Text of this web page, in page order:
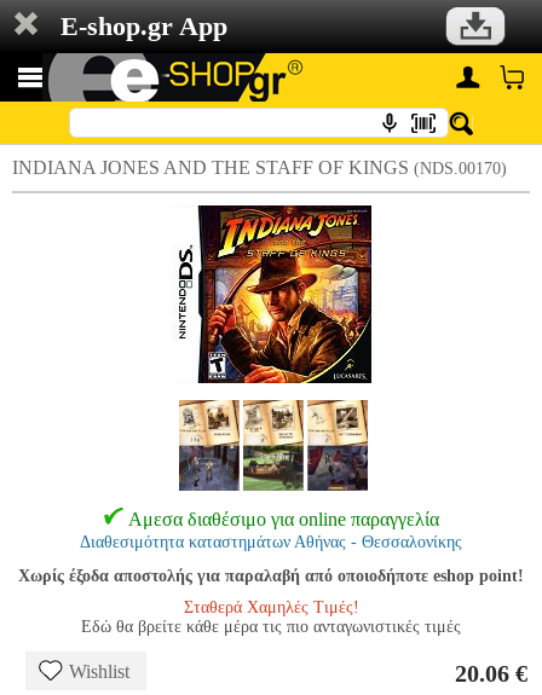
E-shop.gr App
INDIANA JONES AND THE STAFF OF KINGS (NDS.00170)
Αμεσα διαθέσιμο για online παραγγελία
Διαθεσιμότητα καταστημάτων Αθήνας - Θεσσαλονίκης
Χωρίς έξοδα αποστολής για παραλαβή από οποιοδήποτε eshop point!
Σταθερά Χαμηλές Τιμές!
Εδώ θα βρείτε κάθε μέρα τις πιο ανταγωνιστικές τιμές
Wishlist 20.06 €